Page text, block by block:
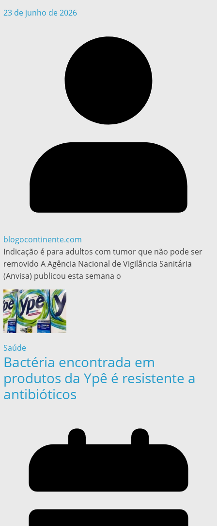
23 de junho de 2026
blogocontinente.com
Indicação é para adultos com tumor que não pode ser
removido A Agência Nacional de Vigilância Sanitária
(Anvisa) publicou esta semana o
Saúde
Bactéria encontrada em
produtos da Ypê é resistente a
antibióticos